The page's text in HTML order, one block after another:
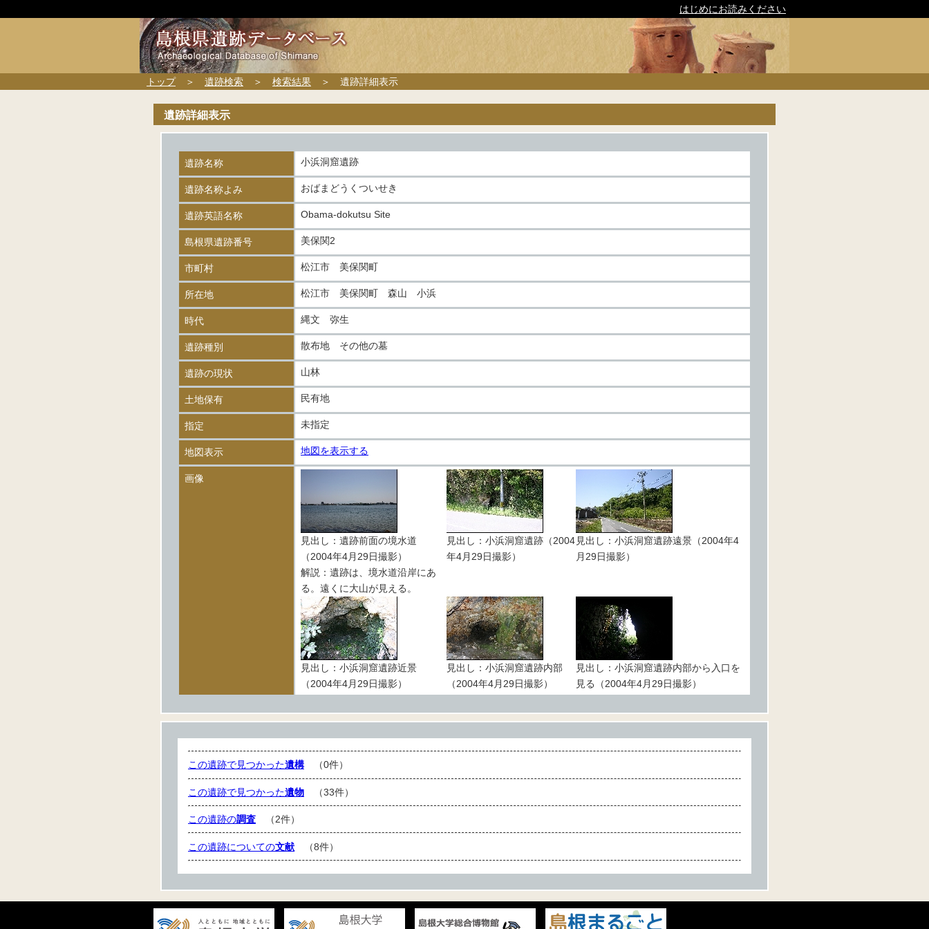
はじめにお読みください
トップ＞ 遺跡検索 ＞ 検索結果 ＞ 遺跡詳細表示
遺跡詳細表示
遺跡名称 小浜洞窟遺跡
遺跡名称よみ おばまどうくついせき
遺跡英語名称 Obama-dokutsu Site
島根県遺跡番号 美保関2
市町村 松江市 美保関町
所在地 松江市 美保関町 森山 小浜
時代 縄文 弥生
遺跡種別 散布地 その他の墓
遺跡の現状 山林
土地保有 民有地
指定 未指定
地図表示 地図を表示する
画像
見出し：遺跡前面の境水道
（2004年4月29日撮影）
解説：遺跡は、境水道沿岸にあ
る。遠くに大山が見える。
見出し：小浜洞窟遺跡（2004
年4月29日撮影）
見出し：小浜洞窟遺跡遠景（2004年4
月29日撮影）
見出し：小浜洞窟遺跡近景
（2004年4月29日撮影）
見出し：小浜洞窟遺跡内部
（2004年4月29日撮影）
見出し：小浜洞窟遺跡内部から入口を
見る（2004年4月29日撮影）
この遺跡で見つかった遺構（0件）
この遺跡で見つかった遺物 （33件）
この遺跡の調査 （2件）
この遺跡についての文献 （8件）